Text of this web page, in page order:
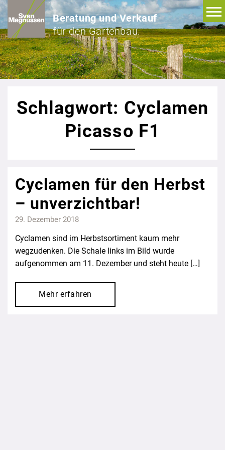
Beratung und Verkauf
für den Gartenbau.
Schlagwort: Cyclamen
Picasso F1
Cyclamen für den Herbst
– unverzichtbar!
29. Dezember 2018
Cyclamen sind im Herbstsortiment kaum mehr
wegzudenken. Die Schale links im Bild wurde
aufgenommen am 11. Dezember und steht heute […]
Mehr erfahren